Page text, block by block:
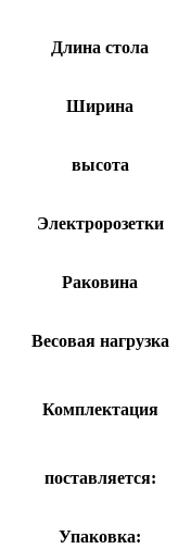
Длина стола
Ширина
высота
Электророзетки
Раковина
Весовая нагрузка
Комплектация
поставляется:
Упаковка: